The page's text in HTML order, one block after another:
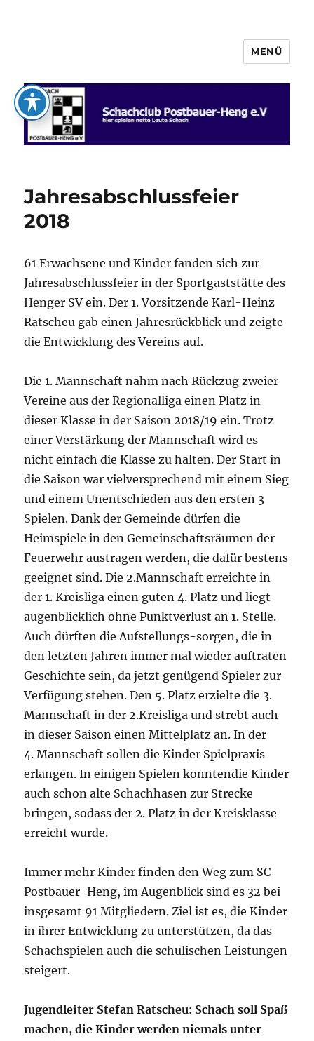
Schachclub Postbauer-Heng e.V.
MENÜ
Jahresabschlussfeier
2018
61 Erwachsene und Kinder fanden sich zur
Jahresabschlussfeier in der Sportgaststätte des
Henger SV ein. Der 1. Vorsitzende Karl-Heinz
Ratscheu gab einen Jahresrückblick und zeigte
die Entwicklung des Vereins auf.
Die 1. Mannschaft nahm nach Rückzug zweier
Vereine aus der Regionalliga einen Platz in
dieser Klasse in der Saison 2018/19 ein. Trotz
einer Verstärkung der Mannschaft wird es
nicht einfach die Klasse zu halten. Der Start in
die Saison war vielversprechend mit einem Sieg
und einem Unentschieden aus den ersten 3
Spielen. Dank der Gemeinde dürfen die
Heimspiele in den Gemeinschaftsräumen der
Feuerwehr austragen werden, die dafür bestens
geeignet sind. Die 2.Mannschaft erreichte in
der 1. Kreisliga einen guten 4. Platz und liegt
augenblicklich ohne Punktverlust an 1. Stelle.
Auch dürften die Aufstellungs-sorgen, die in
den letzten Jahren immer mal wieder auftraten
Geschichte sein, da jetzt genügend Spieler zur
Verfügung stehen. Den 5. Platz erzielte die 3.
Mannschaft in der 2.Kreisliga und strebt auch
in dieser Saison einen Mittelplatz an. In der
4. Mannschaft sollen die Kinder Spielpraxis
erlangen. In einigen Spielen konntendie Kinder
auch schon alte Schachhasen zur Strecke
bringen, sodass der 2. Platz in der Kreisklasse
erreicht wurde.
Immer mehr Kinder finden den Weg zum SC
Postbauer-Heng, im Augenblick sind es 32 bei
insgesamt 91 Mitgliedern. Ziel ist es, die Kinder
in ihrer Entwicklung zu unterstützen, da das
Schachspielen auch die schulischen Leistungen
steigert.
Jugendleiter Stefan Ratscheu: Schach soll Spaß
machen, die Kinder werden niemals unter